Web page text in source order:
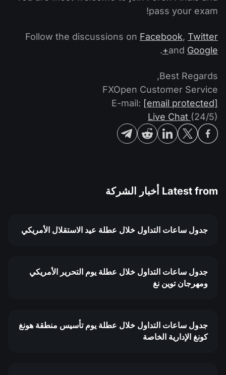
pass your exam!
Follow the discussions on Facebook, Twitter
and Google+
.
Best Regards,
FXOpen Customer Service
E-mail: [email protected]
Live Chat (24/5)
Latest from أخبار الشركة
جدول ساعات التداول خلال عطلة عيد الاستقلال الأمريكي
جدول ساعات التداول خلال عطلة يوم التحرير الأمريكي
ومهرجان توين نغ
جدول ساعات التداول خلال عطلة يوم تأسيس منطقة هونغ
كونغ الإدارية الخاصة